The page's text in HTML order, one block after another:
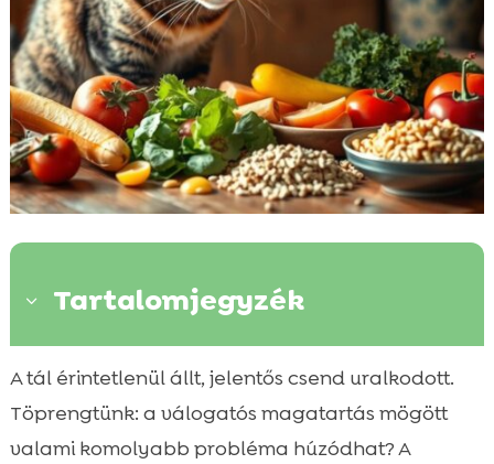
3 Tartalomjegyzék

Miért fontos a következetes etetési rutin a
cicánknak
Első jelek, amikor észrevettük, hogy valami
A tál érintetlenül állt, jelentős csend uralkodott.
Töprengtünk: a válogatós magatartás mögött
valami komolyabb probléma húzódhat? A